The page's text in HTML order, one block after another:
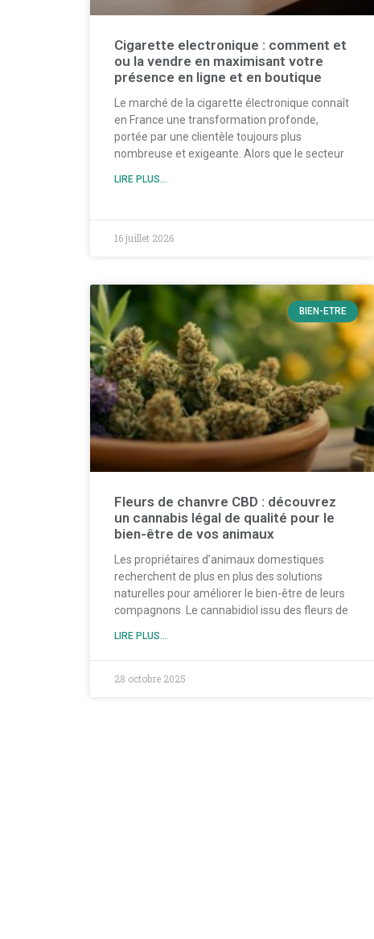
Cigarette electronique : comment et
ou la vendre en maximisant votre
présence en ligne et en boutique
Le marché de la cigarette électronique connaît
en France une transformation profonde,
portée par une clientèle toujours plus
nombreuse et exigeante. Alors que le secteur
LIRE PLUS...
16 juillet 2026
BIEN-ETRE
Fleurs de chanvre CBD : découvrez
un cannabis légal de qualité pour le
bien-être de vos animaux
Les propriétaires d’animaux domestiques
recherchent de plus en plus des solutions
naturelles pour améliorer le bien-être de leurs
compagnons. Le cannabidiol issu des fleurs de
LIRE PLUS...
28 octobre 2025